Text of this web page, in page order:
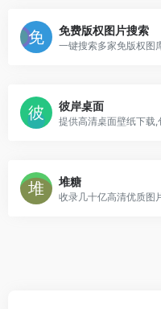
免费版权图片搜索
彼岸桌面
堆糖